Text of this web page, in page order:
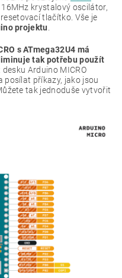
krystalový oscilátor,
tlačítko. Vše je
projektu.
s ATmega32U4 má
tak potřebu použít
Arduino MICRO
posílat příkazy, jako jsou
tak jednoduše vytvořit